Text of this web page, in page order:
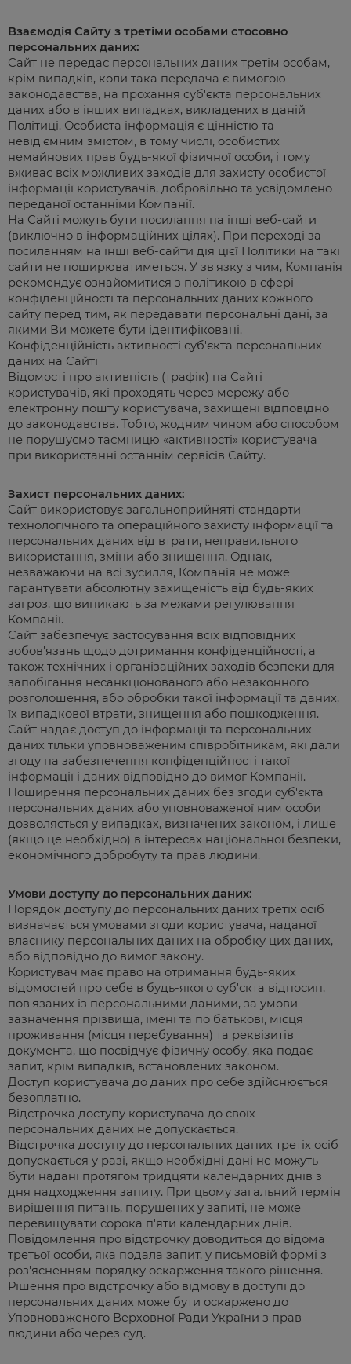
Взаємодія Сайту з третіми особами стосовно
персональних даних:
Сайт не передає персональних даних третім особам,
крім випадків, коли така передача є вимогою
законодавства, на прохання суб'єкта персональних
даних або в інших випадках, викладених в даній
Політиці. Особиста інформація є цінністю та
невід'ємним змістом, в тому числі, особистих
немайнових прав будь-якої фізичної особи, і тому
вживає всіх можливих заходів для захисту особистої
інформації користувачів, добровільно та усвідомлено
переданої останніми Компанії.
На Сайті можуть бути посилання на інші веб-сайти
(виключно в інформаційних цілях). При переході за
посиланням на інші веб-сайти дія цієї Політики на такі
сайти не поширюватиметься. У зв'язку з чим, Компанія
рекомендує ознайомитися з політикою в сфері
конфіденційності та персональних даних кожного
сайту перед тим, як передавати персональні дані, за
якими Ви можете бути ідентифіковані.
Конфіденційність активності суб'єкта персональних
даних на Сайті
Відомості про активність (трафік) на Сайті
користувачів, які проходять через мережу або
електронну пошту користувача, захищені відповідно
до законодавства. Тобто, жодним чином або способом
не порушуємо таємницю «активності» користувача
при використанні останнім сервісів Сайту.
Захист персональних даних:
Сайт використовує загальноприйняті стандарти
технологічного та операційного захисту інформації та
персональних даних від втрати, неправильного
використання, зміни або знищення. Однак,
незважаючи на всі зусилля, Компанія не може
гарантувати абсолютну захищеність від будь-яких
загроз, що виникають за межами регулювання
Компанії.
Сайт забезпечує застосування всіх відповідних
зобов'язань щодо дотримання конфіденційності, а
також технічних і організаційних заходів безпеки для
запобігання несанкціонованого або незаконного
розголошення, або обробки такої інформації та даних,
їх випадкової втрати, знищення або пошкодження.
Сайт надає доступ до інформації та персональних
даних тільки уповноваженим співробітникам, які дали
згоду на забезпечення конфіденційності такої
інформації і даних відповідно до вимог Компанії.
Поширення персональних даних без згоди суб'єкта
персональних даних або уповноваженої ним особи
дозволяється у випадках, визначених законом, і лише
(якщо це необхідно) в інтересах національної безпеки,
економічного добробуту та прав людини.
Умови доступу до персональних даних:
Порядок доступу до персональних даних третіх осіб
визначається умовами згоди користувача, наданої
власнику персональних даних на обробку цих даних,
або відповідно до вимог закону.
Користувач має право на отримання будь-яких
відомостей про себе в будь-якого суб'єкта відносин,
пов'язаних із персональними даними, за умови
зазначення прізвища, імені та по батькові, місця
проживання (місця перебування) та реквізитів
документа, що посвідчує фізичну особу, яка подає
запит, крім випадків, встановлених законом.
Доступ користувача до даних про себе здійснюється
безоплатно.
Відстрочка доступу користувача до своїх
персональних даних не допускається.
Відстрочка доступу до персональних даних третіх осіб
допускається у разі, якщо необхідні дані не можуть
бути надані протягом тридцяти календарних днів з
дня надходження запиту. При цьому загальний термін
вирішення питань, порушених у запиті, не може
перевищувати сорока п'яти календарних днів.
Повідомлення про відстрочку доводиться до відома
третьої особи, яка подала запит, у письмовій формі з
роз'ясненням порядку оскарження такого рішення.
Рішення про відстрочку або відмову в доступі до
персональних даних може бути оскаржено до
Уповноваженого Верховної Ради України з прав
людини або через суд.